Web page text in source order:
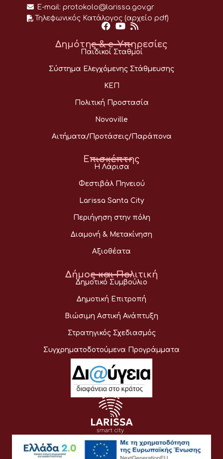
E-mail: protokolo@larissa.gov.gr
Τηλεφωνικός Κατάλογος (αρχείο pdf)
Δημότης & e-Υπηρεσίες
Παιδικοί Σταθμοί
Σύστημα Ελεγχόμενης Στάθμευσης
ΚΕΠ
Πολιτική Προστασία
Novoville
Αιτήματα/Προτάσεις/Παράπονα
Επισκέπτης
Η Λάρισα
Φεστιβάλ Πηνειού
Larissa Santa City
Περιήγηση στην πόλη
Διαμονή & Μετακίνηση
Αξιοθέατα
Δήμος και Πολιτική
Δημοτικό Συμβούλιο
Δημοτική Επιτροπή
Βιώσιμη Αστική Ανάπτυξη
Στρατηγικός Σχεδιασμός
Συγχρηματοδοτούμενα Προγράμματα